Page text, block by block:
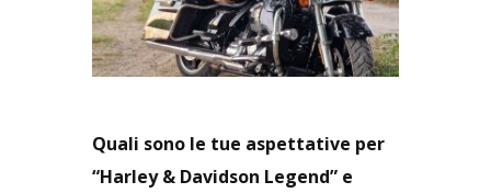
Quali sono le tue aspettative per
“Harley & Davidson Legend” e